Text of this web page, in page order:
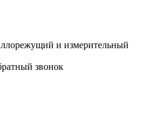
и измерительный
звонок